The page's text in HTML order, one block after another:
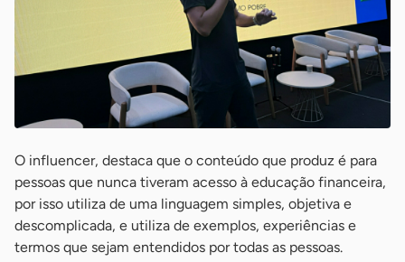
O influencer, destaca que o conteúdo que produz é para
pessoas que nunca tiveram acesso à educação financeira,
por isso utiliza de uma linguagem simples, objetiva e
descomplicada, e utiliza de exemplos, experiências e
termos que sejam entendidos por todas as pessoas.